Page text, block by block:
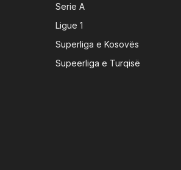
Serie A
Ligue 1
Superliga e Kosovës
Supeerliga e Turqisë